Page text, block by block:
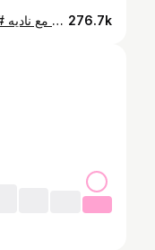
🟡🔵 ‏وقعت إدارة شركة نادي ‎#النصر عقدًا رسميًا مع لاعب نادي الزوراء العراقي حيدر عبدالكريم ✍️ و ذلك بعقد يمتد لموسمين ونصف. دعواتنا لنجمنا بالتوفيق مع ناديه #العالمي 💛 It’s Official: Hayder Abdulkareem is a our new star ✍️ Welcome to the Squad Hayder 💛⁩ 276.7k